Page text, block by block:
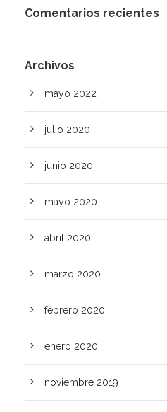
Comentarios recientes
Archivos
mayo 2022
julio 2020
junio 2020
mayo 2020
abril 2020
marzo 2020
febrero 2020
enero 2020
noviembre 2019